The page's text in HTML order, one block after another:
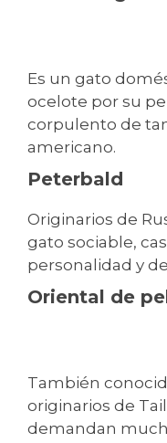
Es un gato
ocelote por su
corpulento de
americano.
Peterbald
Originarios de
gato sociable,
personalidad y
Oriental de
También
originarios de
demandan